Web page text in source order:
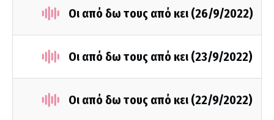
Οι από δω τους από κει (26/9/2022)
Οι από δω τους από κει (23/9/2022)
Οι από δω τους από κει (22/9/2022)